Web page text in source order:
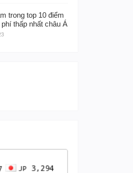
trong top 10 điểm
thấp nhất châu Á